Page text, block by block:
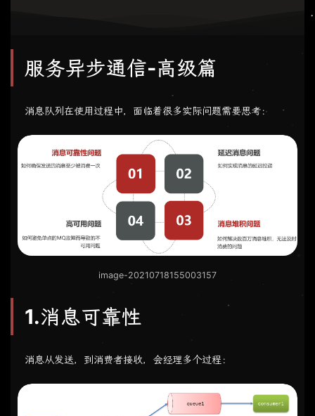
服务异步通信-高级篇
消息队列在使用过程中，面临着很多实际问题需要思考：
image-20210718155003157
1.消息可靠性
消息从发送，到消费者接收，会经理多个过程：